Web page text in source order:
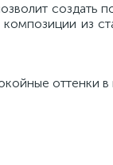
создать
из
оттенки в